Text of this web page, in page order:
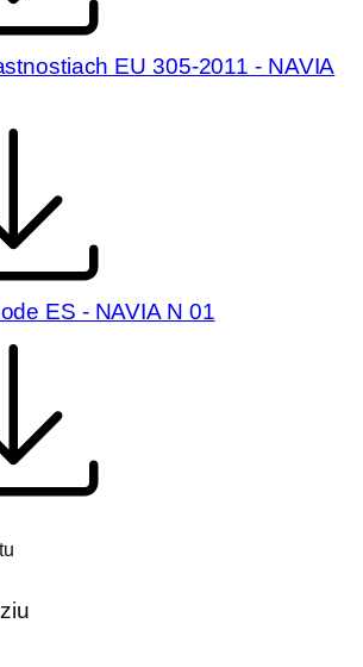
EU 305-2011 - NAVIA
ES - NAVIA N 01